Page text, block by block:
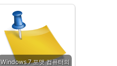
Windows 7 포맷 컴퓨터의